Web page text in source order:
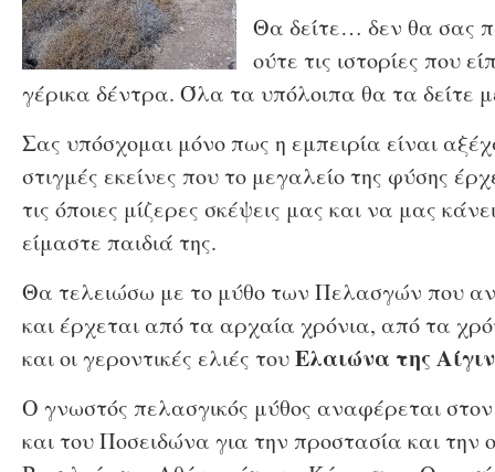
Θα δείτε… δεν θα σας
ούτε τις ιστορίες που
γέρικα δέντρα. Όλα τα υπόλοιπα θα τα δείτε
Σας υπόσχομαι μόνο πως η εμπειρία είναι
στιγμές εκείνες που το μεγαλείο της φύσης
τις όποιες μίζερες σκέψεις μας και να μας
είμαστε παιδιά της.
Θα τελειώσω με το μύθο των Πελασγών που
και έρχεται από τα αρχαία χρόνια, από τα
και οι γεροντικές ελιές τουΕλαιώνα της
Ο γνωστός πελασγικός μύθος αναφέρεται
και του Ποσειδώνα για την προστασία και την